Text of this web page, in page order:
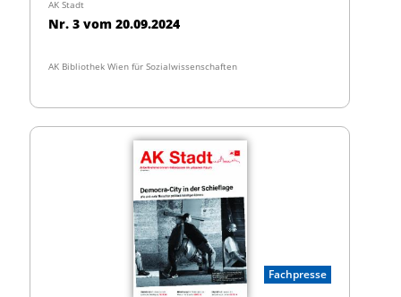
AK Stadt
Nr. 3 vom 20.09.2024
AK Bibliothek Wien für Sozialwissenschaften
Fachpresse